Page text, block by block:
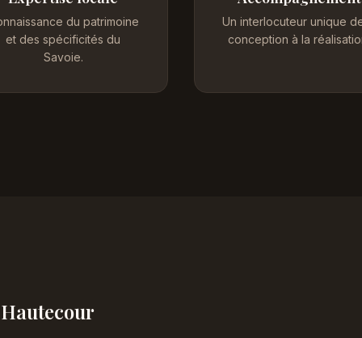
du patrimoine
et des spécificités du
Savoie.
Un interlocuteur unique
conception à la